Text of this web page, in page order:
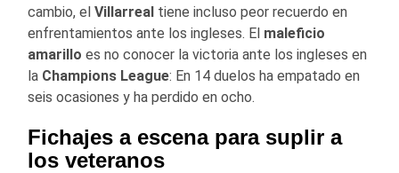
cambio, el Villarreal tiene incluso peor recuerdo en
enfrentamientos ante los ingleses. El maleficio
amarillo es no conocer la victoria ante los ingleses en
la Champions League: En 14 duelos ha empatado en
seis ocasiones y ha perdido en ocho.
Fichajes a escena para suplir a
los veteranos